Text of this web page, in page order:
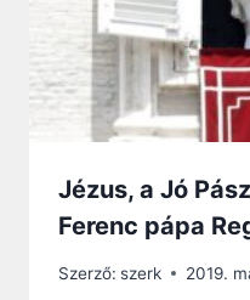
Jézus, a Jó
Ferenc pápa
Szerző: szerk 2019.